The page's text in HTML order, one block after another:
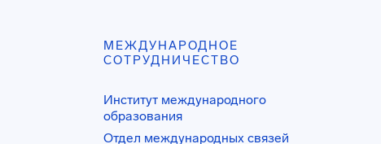
МЕЖДУНАРОДНОЕ
СОТРУДНИЧЕСТВО
Институт международного
образования
Отдел международных связей